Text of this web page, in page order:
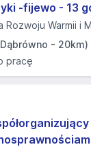
-fijewo - 13
Rozwoju Warmii i
- 20km)
pracę